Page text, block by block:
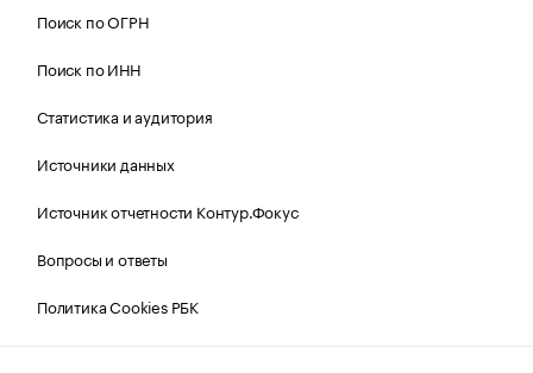
Поиск по ОГРН
Поиск по ИНН
Статистика и аудитория
Источники данных
Источник отчетности Контур.Фокус
Вопросы и ответы
Политика Cookies РБК